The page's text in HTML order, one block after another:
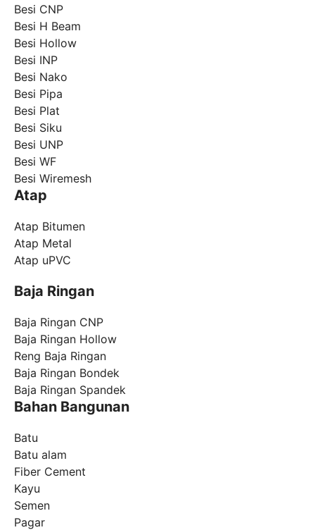
Besi CNP
Besi H Beam
Besi Hollow
Besi INP
Besi Nako
Besi Pipa
Besi Plat
Besi Siku
Besi UNP
Besi WF
Besi Wiremesh
Atap
Atap Bitumen
Atap Metal
Atap uPVC
Baja Ringan
Baja Ringan CNP
Baja Ringan Hollow
Reng Baja Ringan
Baja Ringan Bondek
Baja Ringan Spandek
Bahan Bangunan
Batu
Batu alam
Fiber Cement
Kayu
Semen
Pagar